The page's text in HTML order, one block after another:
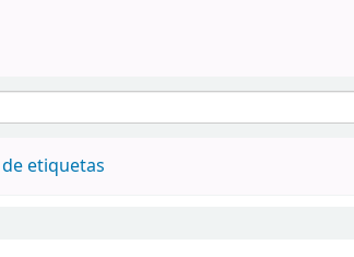
etiquetas